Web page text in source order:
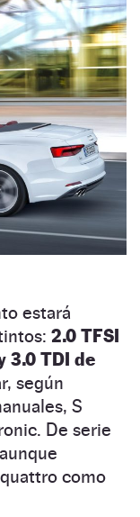
estará
2.0 TFSI
3.0 TDI de
según
S
De serie
como